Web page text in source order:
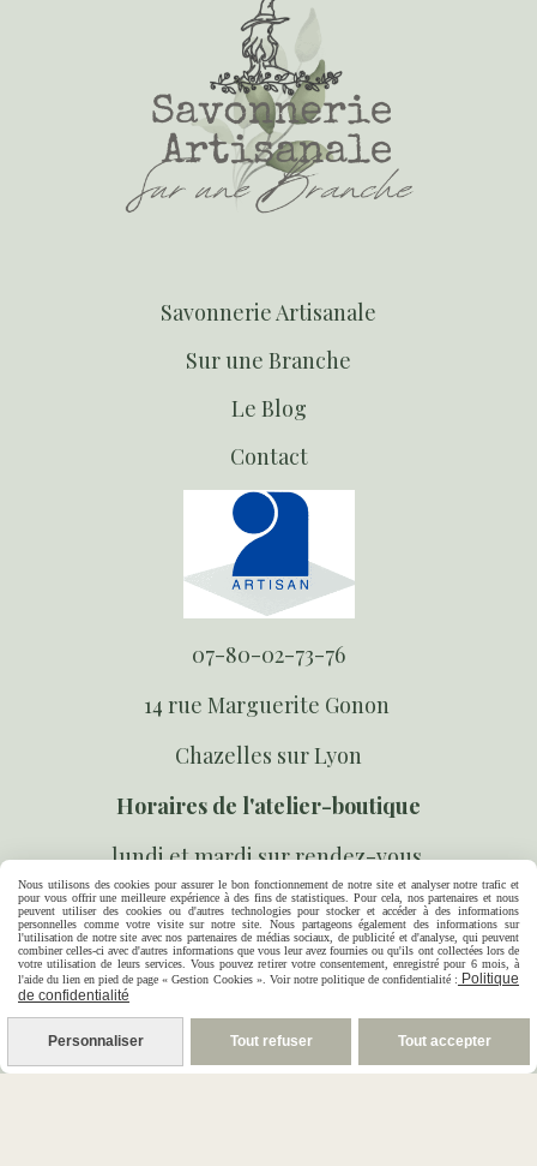
Savonnerie Artisanale
Sur une Branche
Le Blog
Contact
07-80-02-73-76
14 rue Marguerite Gonon
Chazelles sur Lyon
Horaires de l'atelier-boutique
lundi et mardi sur rendez-vous
mercredi au vendredi 10h 18h
Suivez-nous sur les réseaux sociaux
  
Nous utilisons des cookies pour assurer le bon fonctionnement de notre site et analyser notre trafic et
pour vous offrir une meilleure expérience à des fins de statistiques. Pour cela, nos partenaires et nous
peuvent utiliser des cookies ou d'autres technologies pour stocker et accéder à des informations
personnelles comme votre visite sur notre site. Nous partageons également des informations sur
l'utilisation de notre site avec nos partenaires de médias sociaux, de publicité et d'analyse, qui peuvent
combiner celles-ci avec d'autres informations que vous leur avez fournies ou qu'ils ont collectées lors de
votre utilisation de leurs services. Vous pouvez retirer votre consentement, enregistré pour 6 mois, à
l'aide du lien en pied de page « Gestion Cookies ». Voir notre politique de confidentialité : Politique
de confidentialité
Personnaliser Tout refuser Tout accepter